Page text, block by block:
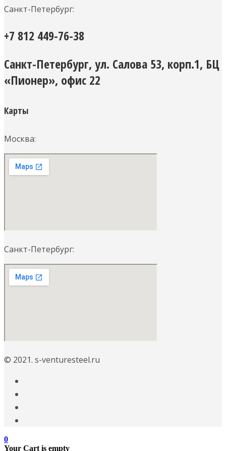
Санкт-Петербург:
+7 812 449-76-38
Санкт-Петербург, ул. Салова 53, корп.1, БЦ
«Пионер», офис 22
Карты
Москва:
Санкт-Петербург:
© 2021. s-venturesteel.ru
0
Your Cart is empty